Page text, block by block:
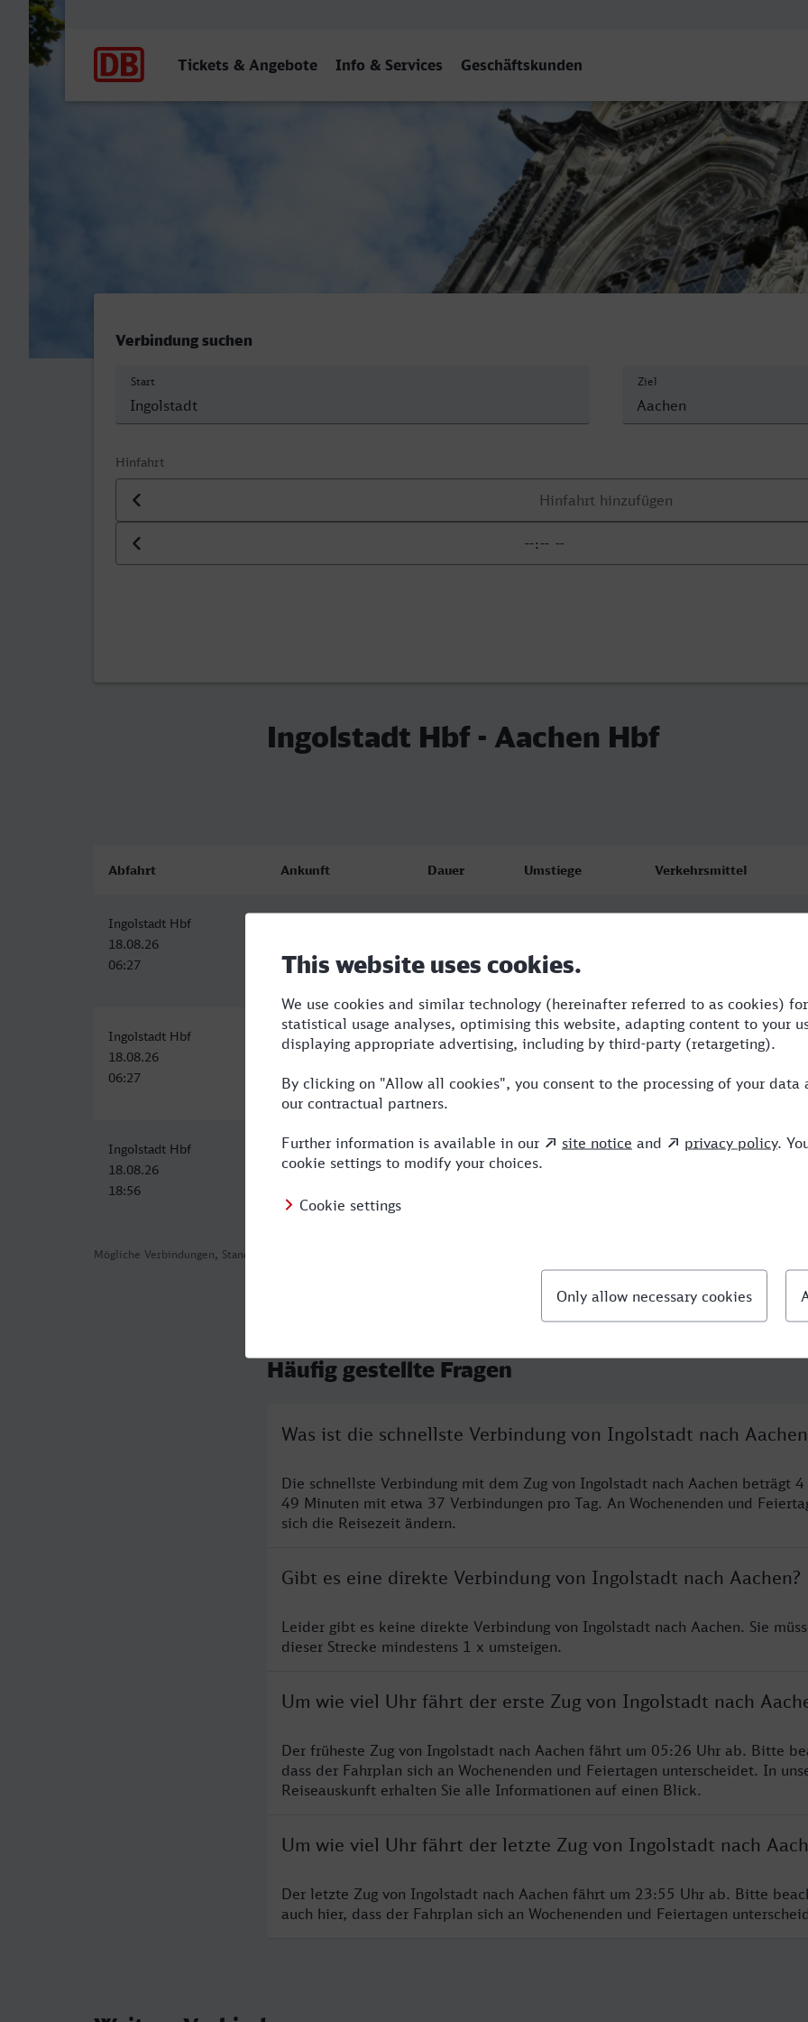
Tickets & Angebote Info & Services Geschäftskunden
Verbindung suchen
Start Ziel
Hinfahrt
Datum der Hinfahrt
Uhrzeit der Hinfahrt
Ingolstadt Hbf - Aachen Hbf
Mögliche Verbindungen, Stand: 2026-08-04 11:42
Abfahrt Ankunft Dauer Umstiege Verkehrsmittel
Ingolstadt Hbf
18.08.26
06:27
11:16
Ingolstadt Hbf
18.08.26
06:27
Aachen Hbf
18.08.26
11:16
4:49 2 RB,ICE
Ingolstadt Hbf
18.08.26
18:56
Aachen Hbf
19.08.26
6:11 2 ICE,NX
Häufig gestellte Fragen
Was ist die schnellste Verbindung von Ingolstadt nach
Die schnellste Verbindung mit dem Zug von Ingolstadt nach Aachen beträgt 4
49 Minuten mit etwa 37 Verbindungen pro Tag. An Wochenenden und
sich die Reisezeit ändern.
Gibt es eine direkte Verbindung von Ingolstadt nach Aachen?
Leider gibt es keine direkte Verbindung von Ingolstadt nach Aachen. Sie
dieser Strecke mindestens 1 x umsteigen.
Um wie viel Uhr fährt der erste Zug von Ingolstadt nach
Der früheste Zug von Ingolstadt nach Aachen fährt um 05:26 Uhr ab. Bitte
dass der Fahrplan sich an Wochenenden und Feiertagen unterscheidet. In
Reiseauskunft erhalten Sie alle Informationen auf einen Blick.
Um wie viel Uhr fährt der letzte Zug von Ingolstadt nach
Der letzte Zug von Ingolstadt nach Aachen fährt um 23:55 Uhr ab. Bitte
auch hier, dass der Fahrplan sich an Wochenenden und Feiertagen